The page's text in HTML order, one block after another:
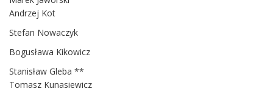
Andrzej Kot
Stefan Nowaczyk
Bogusława Kikowicz
Stanisław Gleba **
Tomasz Kunasiewicz